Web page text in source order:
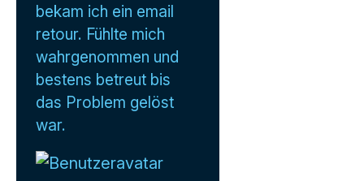
bekam ich ein email
retour. Fühlte mich
wahrgenommen und
bestens betreut bis
das Problem gelöst
war.